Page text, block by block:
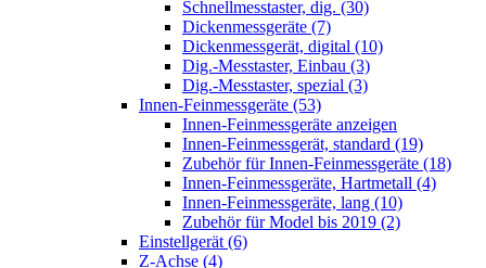
Schnellmesstaster, dig. (30)
Dickenmessgeräte (7)
Dickenmessgerät, digital (10)
Dig.-Messtaster, Einbau (3)
Dig.-Messtaster, spezial (3)
Innen-Feinmessgeräte (53)
Innen-Feinmessgeräte anzeigen
Innen-Feinmessgerät, standard (19)
Zubehör für Innen-Feinmessgeräte (18)
Innen-Feinmessgeräte, Hartmetall (4)
Innen-Feinmessgeräte, lang (10)
Zubehör für Model bis 2019 (2)
Einstellgerät (6)
Z-Achse (4)